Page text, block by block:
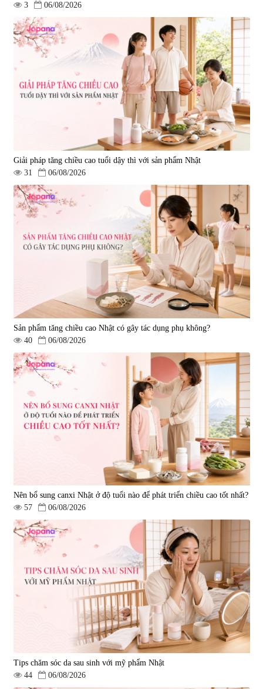
3
06/08/2026
Giải pháp tăng chiều cao tuổi dậy thì với sản phẩm Nhật
31
06/08/2026
Sản phẩm tăng chiều cao Nhật có gây tác dụng phụ không?
40
06/08/2026
Nên bổ sung canxi Nhật ở độ tuổi nào để phát triển chiều cao tốt nhất?
57
06/08/2026
Tips chăm sóc da sau sinh với mỹ phẩm Nhật
44
06/08/2026